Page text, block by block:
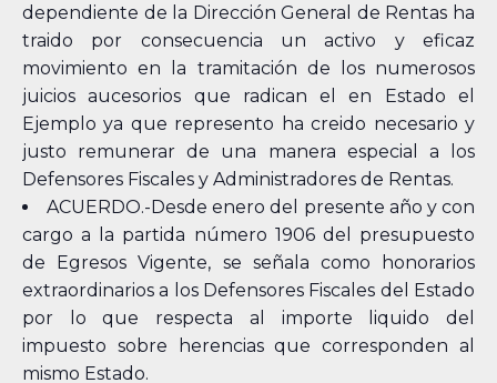
dependiente de la Dirección General de Rentas ha
traido por consecuencia un activo y eficaz
movimiento en la tramitación de los numerosos
juicios aucesorios que radican el en Estado el
Ejemplo ya que represento ha creido necesario y
justo remunerar de una manera especial a los
Defensores Fiscales y Administradores de Rentas.
ACUERDO.-Desde enero del presente año y con
cargo a la partida número 1906 del presupuesto
de Egresos Vigente, se señala como honorarios
extraordinarios a los Defensores Fiscales del Estado
por lo que respecta al importe liquido del
impuesto sobre herencias que corresponden al
mismo Estado.